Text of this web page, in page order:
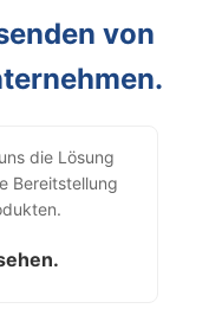
von
die Lösung
Bereitstellung